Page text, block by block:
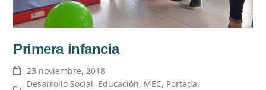
Primera infancia
23 noviembre, 2018
Desarrollo Social, Educación, MEC, Portada,